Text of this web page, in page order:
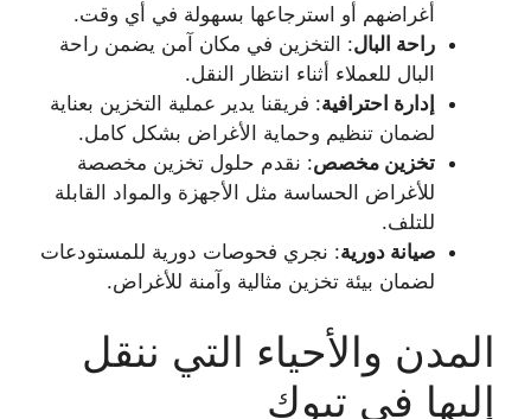
أغراضهم أو استرجاعها بسهولة في أي وقت.
راحة البال: التخزين في مكان آمن يضمن راحة
البال للعملاء أثناء انتظار النقل.
إدارة احترافية: فريقنا يدير عملية التخزين بعناية
لضمان تنظيم وحماية الأغراض بشكل كامل.
تخزين مخصص: نقدم حلول تخزين مخصصة
للأغراض الحساسة مثل الأجهزة والمواد القابلة
للتلف.
صيانة دورية: نجري فحوصات دورية للمستودعات
لضمان بيئة تخزين مثالية وآمنة للأغراض.
المدن والأحياء التي ننقل
إليها في تبوك